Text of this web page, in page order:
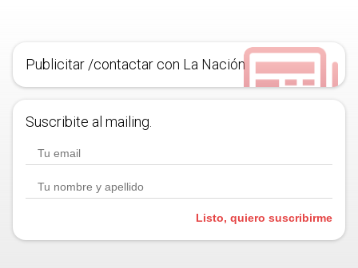
Publicitar /contactar con La Nación
Suscribite al mailing.
Listo, quiero suscribirme